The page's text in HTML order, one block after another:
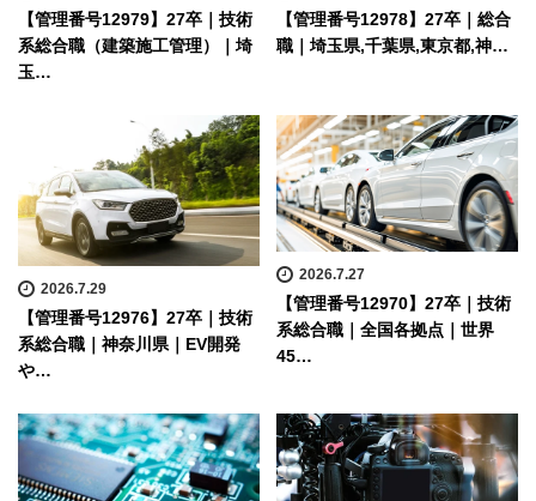
【管理番号12979】27卒｜技術
系総合職（建築施工管理）｜埼
玉…
【管理番号12978】27卒｜総合
職｜埼玉県,千葉県,東京都,神…
2026.7.29
【管理番号12976】27卒｜技術
系総合職｜神奈川県｜EV開発
や…
2026.7.27
【管理番号12970】27卒｜技術
系総合職｜全国各拠点｜世界
45…